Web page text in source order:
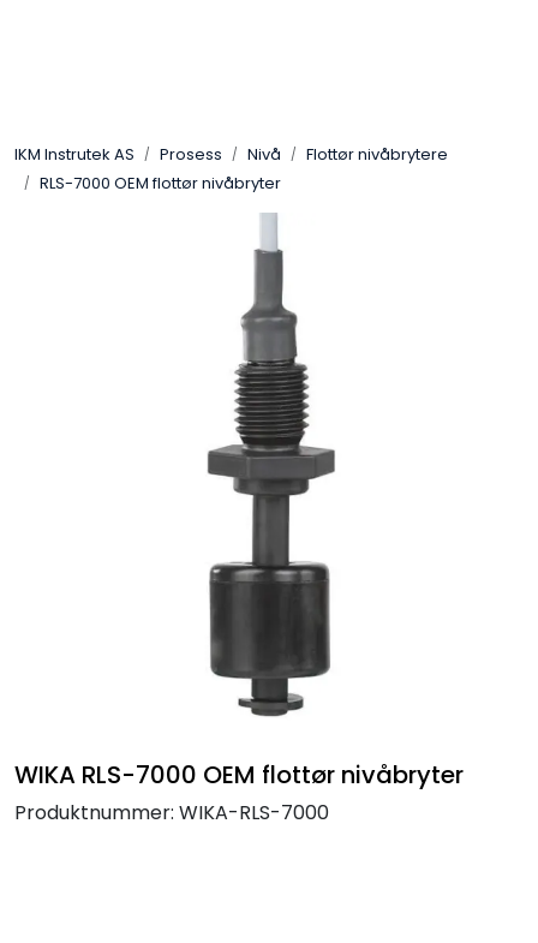
IKM Instrutek AS Prosess Nivå
Flottør nivåbrytere
RLS-7000 OEM flottør nivåbryter
WIKA RLS-7000 OEM flottør nivåbryter
Produktnummer: WIKA-RLS-7000
Elektro
Navigasjon & Kommunikasjon
Maskinvern & Instrumentering
Tilbehør